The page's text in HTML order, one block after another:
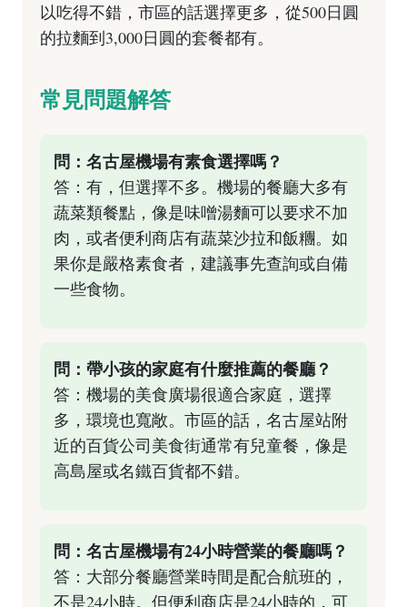
以吃得不錯，市區的話選擇更多，從500日圓
的拉麵到3,000日圓的套餐都有。
常見問題解答
問：名古屋機場有素食選擇嗎？
答：有，但選擇不多。機場的餐廳大多有
蔬菜類餐點，像是味噌湯麵可以要求不加
肉，或者便利商店有蔬菜沙拉和飯糰。如
果你是嚴格素食者，建議事先查詢或自備
一些食物。
問：帶小孩的家庭有什麼推薦的餐廳？
答：機場的美食廣場很適合家庭，選擇
多，環境也寬敞。市區的話，名古屋站附
近的百貨公司美食街通常有兒童餐，像是
高島屋或名鐵百貨都不錯。
問：名古屋機場有24小時營業的餐廳嗎？
答：大部分餐廳營業時間是配合航班的，
不是24小時。但便利商店是24小時的，可